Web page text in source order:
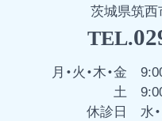
茨城県筑西
TEL.
月・火・木・金
土
休診日
水